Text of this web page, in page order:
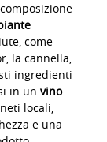
come
la cannella,
ingredienti
in un vino
locali,
e una